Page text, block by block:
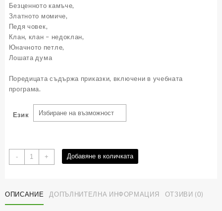
Безценното камъче,
Златното момиче,
Педя човек,
Клан, клан – недоклан,
Юначното петле,
Лошата дума
Поредицата съдържа приказки, включени в учебната
програма.
Език
-
количество
за
-
Български
+ Добавяне в количката
ОПИСАНИЕ ДОПЪЛНИТЕЛНА ИНФОРМАЦИЯ ОТЗИВИ (0)